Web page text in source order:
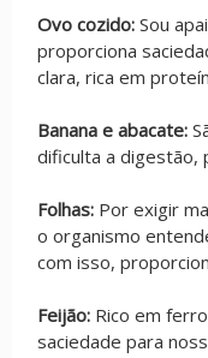
Ovo cozido: Sou
proporciona
clara, rica em
Banana e abacate:
dificulta a digestão,
Folhas: Por exigir
o organismo
com isso,
Feijão: Rico em
saciedade para